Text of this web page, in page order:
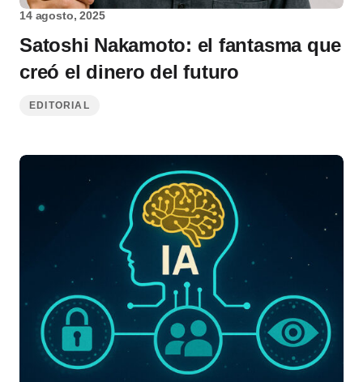
14 agosto, 2025
Satoshi Nakamoto: el fantasma que
creó el dinero del futuro
EDITORIAL